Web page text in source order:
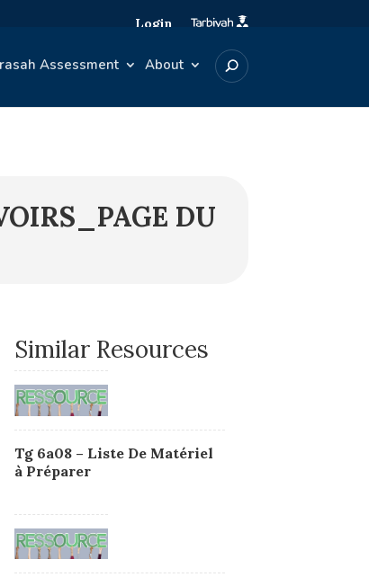
Login
Assessment About
DU
Similar Resources
Tg 6a08 – Liste De Matériel
à Préparer